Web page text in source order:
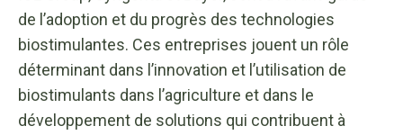
de l’adoption et du progrès des technologies
biostimulantes. Ces entreprises jouent un rôle
déterminant dans l’innovation et l’utilisation de
biostimulants dans l’agriculture et dans le
développement de solutions qui contribuent à